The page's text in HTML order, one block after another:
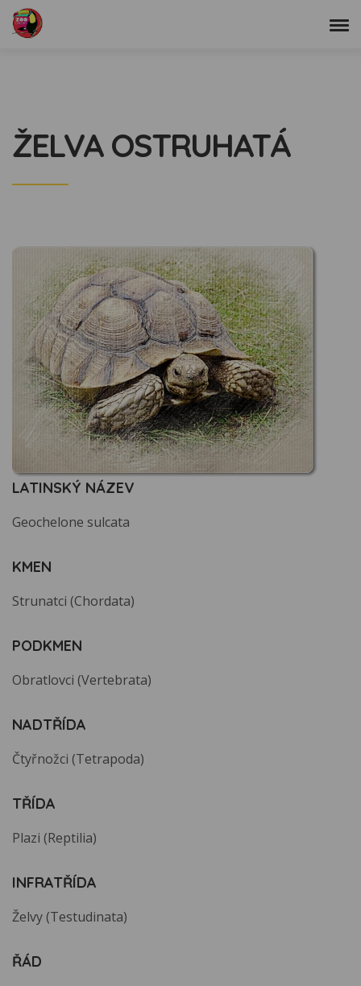
ŽELVA OSTRUHATÁ
LATINSKÝ NÁZEV
Geochelone sulcata
KMEN
Strunatci (Chordata)
PODKMEN
Obratlovci (Vertebrata)
NADTŘÍDA
Čtyřnožci (Tetrapoda)
TŘÍDA
Plazi (Reptilia)
INFRATŘÍDA
Želvy (Testudinata)
ŘÁD